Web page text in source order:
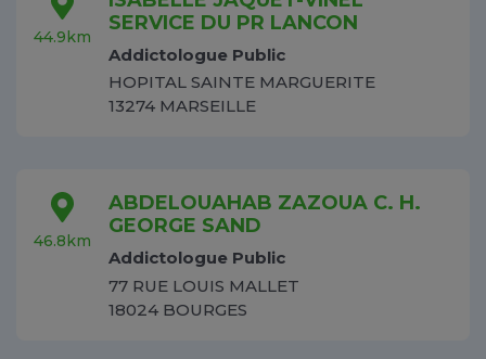
44.9km
SERVICE DU PR LANCON
Addictologue Public
HOPITAL SAINTE MARGUERITE
13274 MARSEILLE
46.8km
ABDELOUAHAB ZAZOUA C. H.
GEORGE SAND
Addictologue Public
77 RUE LOUIS MALLET
18024 BOURGES